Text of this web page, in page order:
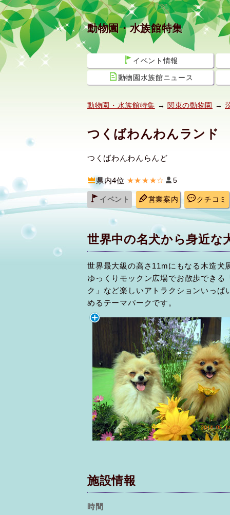
動物園・水族館特集
イベント情報
動物園水族館ニュース
動物園・水族館特集 → 関東の動物園 →
つくばわんわんランド
つくばわんわんらんど
県内4位 ★★★★☆ 5
イベント 営業案内 クチコミ
世界中の名犬から身近な
世界最大級の高さ11mにもなる木造犬
ゆっくりモックン広場でお散歩でき
ク」など楽しいアトラクションいっ
めるテーマパークです。
施設情報
時間